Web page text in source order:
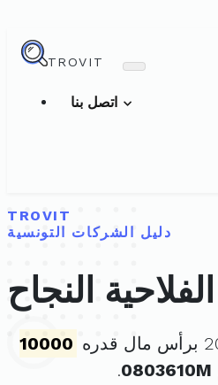
TROVIT
TROVIT
دليل الشركات التونسية
النجاح
10000
0803610M
.